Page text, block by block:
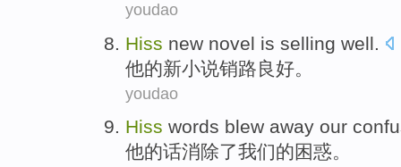
youdao
Hiss new novel is selling well
他的新小说销路良好。
youdao
Hiss words blew away our
他的话消除了我们的困惑。